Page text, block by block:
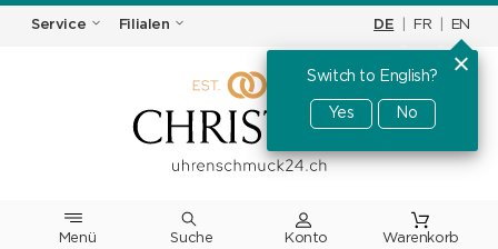
Service Filialen DE FR EN
Switch to English?
Yes No
Menü Suche Warenkorb